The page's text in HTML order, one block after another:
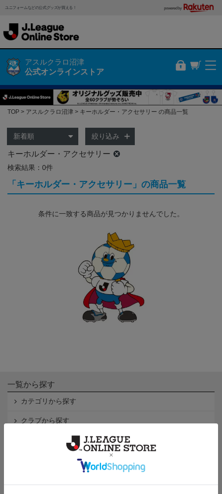
ユニフォームなどの公式グッズが買える！ powered by
アスルクラロ沼津
公式オンラインストア
TOP アスルクラロ沼津 キーホルダー・アクセサリー の商品一覧
絞り込み
キーホルダー・アクセサリー
検索結果：0件
「キーホルダー・アクセサリー」の商品一覧
条件に一致する商品が見つかりませんでした。
一覧から探す
カテゴリから探す
クラブから探す
Ｊ2
インフォメーション